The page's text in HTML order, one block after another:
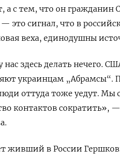
с тем, что он гражданин
— это сигнал, что в
веха, единодушны
здесь делать нечего.
украинцам „Абрамсы“.
оттуда тоже уедут. Мы
контактов сократить»,
живший в России